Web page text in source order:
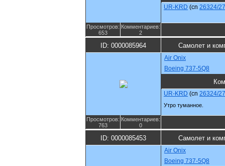
UR-KRD (cn 26324/
Просмотров:
653
Комментариев:
2
ID: 0000085964 Самолет и
Air Onix
Boeing 737-5Q8
UR-KRD (cn 26324/
Утро туманное.
Просмотров:
763
Комментариев:
0
ID: 0000085453 Самолет и
Air Onix
Boeing 737-5Q8